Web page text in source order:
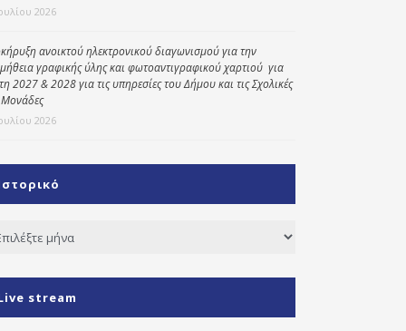
2026
ανοικτού ηλεκτρονικού διαγωνισμού για την
γραφικής ύλης και φωτοαντιγραφικού χαρτιού για
2027 & 2028 για τις υπηρεσίες του Δήμου και τις Σχολικές
2026
stream